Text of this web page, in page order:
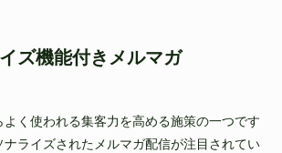
ズ機能付きメルマガ
よく使われる集客力を高める施策の一つです
ライズされたメルマガ配信が注目されてい